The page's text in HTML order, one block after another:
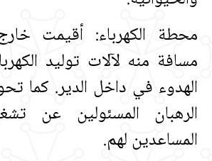
محطة الكهرباء:‏ أقيمت
مسافة منه لآلات توليد
الهدوء في داخل الدير‏.‏ كما
الرهبان المسئولين عن
المساعدين لهم‏.‏